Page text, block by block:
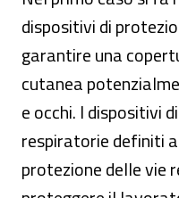
dispositivi di
garantire una
cutanea
e occhi. I dispositivi
respiratorie definiti
protezione delle vie